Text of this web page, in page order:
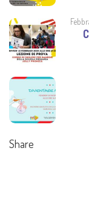
Share